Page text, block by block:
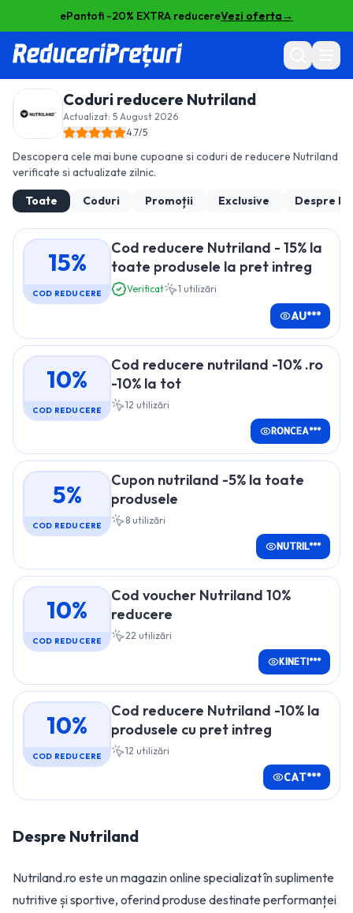
ePantofi -20% EXTRA reducereVezi oferta→
Coduri reducere Nutriland
Actualizat: 5 August 2026
4.7/5
Descopera cele mai bune cupoane si coduri de reducere Nutriland
verificate si actualizate zilnic.
Toate
Coduri Promoții Exclusive Despre
15%
COD REDUCERE
Cod reducere Nutriland - 15% la
toate produsele la pret intreg
Verificat 1 utilizări
AU***
10%
COD REDUCERE
Cod reducere nutriland -10% .ro
-10% la tot
12 utilizări
RONCEA***
5%
COD REDUCERE
Cupon nutriland -5% la toate
produsele
8 utilizări
NUTRIL***
10%
COD REDUCERE
Cod voucher Nutriland 10%
reducere
22 utilizări
KINETI***
10%
COD REDUCERE
Cod reducere Nutriland -10% la
produsele cu pret intreg
12 utilizări
CAT***
Despre Nutriland
Nutriland.ro este un magazin online specializat în suplimente
nutritive și sportive, oferind produse destinate performanței